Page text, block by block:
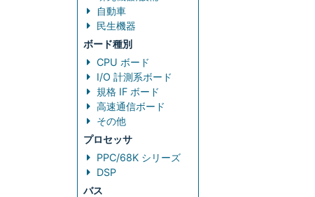
自動車
民生機器
ボード種別
CPU ボード
I/O 計測系ボード
規格 IF ボード
高速通信ボード
その他
プロセッサ
PPC/68K シリーズ
DSP
バス